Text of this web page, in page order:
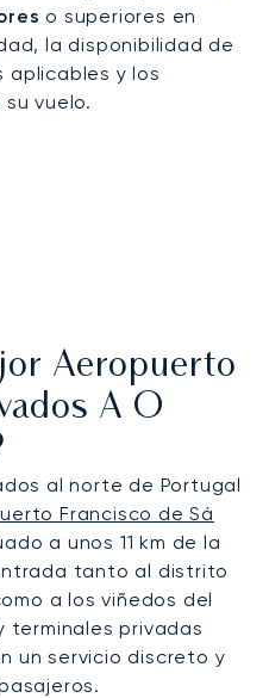
o superiores en
la disponibilidad de
aplicables y los
vuelo.
Aeropuerto
A O
al norte de Portugal
Francisco de Sá
a unos 11 km de la
tanto al distrito
a los viñedos del
terminales privadas
un servicio discreto y